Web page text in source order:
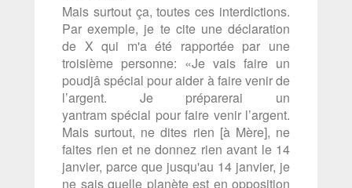
Mais surtout ça, toutes ces interdictions.
Par exemple, je te cite une déclaration
de X qui m'a été rapportée par une
troisième personne: «Je vais faire un
poudjâ spécial pour aider à faire venir de
l’argent. Je préparerai un
yantram spécial pour faire venir l’argent.
Mais surtout, ne dites rien [à Mère], ne
faites rien et ne donnez rien avant le 14
janvier, parce que jusqu'au 14 janvier, je
ne sais quelle planète est en opposition